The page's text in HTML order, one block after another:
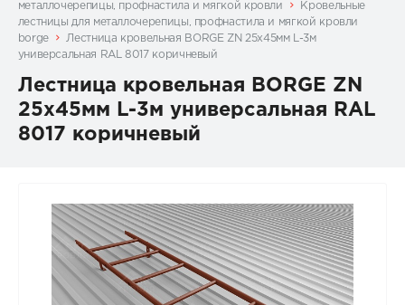
металлочерепицы, профнастила и мягкой кровли
Кровельные
лестницы для металлочерепицы, профнастила и мягкой кровли
borge
Лестница кровельная BORGE ZN 25x45мм L-3м
универсальная RAL 8017 коричневый
Лестница кровельная BORGE ZN
25x45мм L-3м универсальная RAL
8017 коричневый